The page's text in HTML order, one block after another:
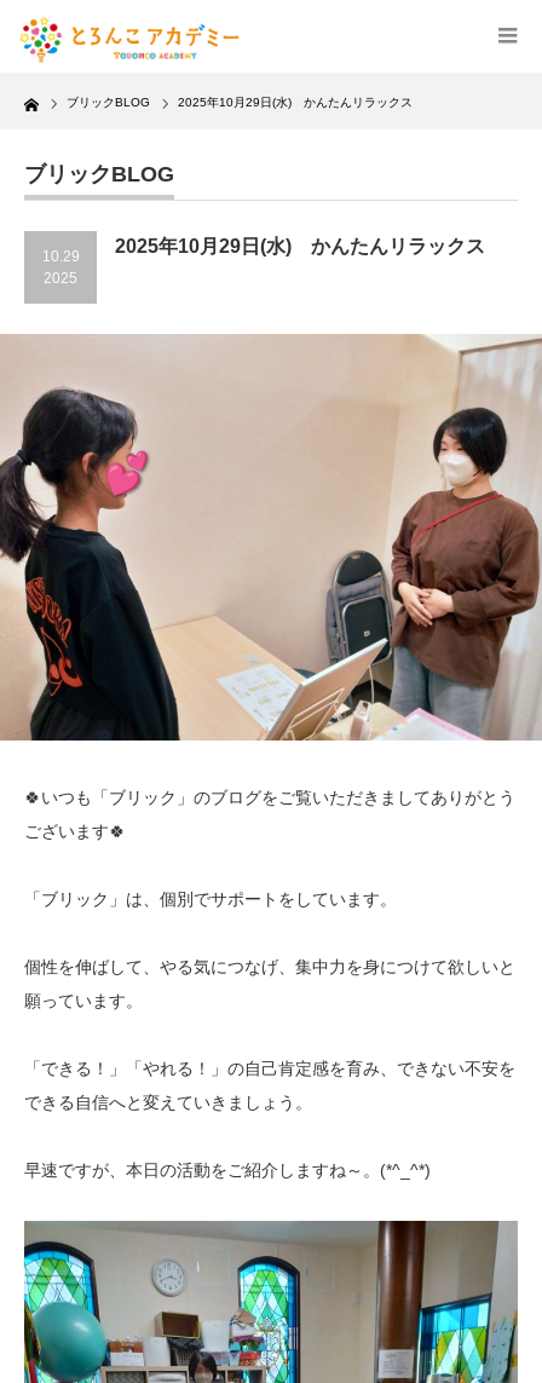
Home ブリックBLOG 2025年10月29日(水) かんたんリラックス
ブリックBLOG
10.29
2025
2025年10月29日(水) かんたんリラックス
🍀いつも「ブリック」のブログをご覧いただきましてありがとう
ございます🍀
「ブリック」は、個別でサポートをしています。
個性を伸ばして、やる気につなげ、集中力を身につけて欲しいと
願っています。
「できる！」「やれる！」の自己肯定感を育み、できない不安を
できる自信へと変えていきましょう。
早速ですが、本日の活動をご紹介しますね～。(*^_^*)